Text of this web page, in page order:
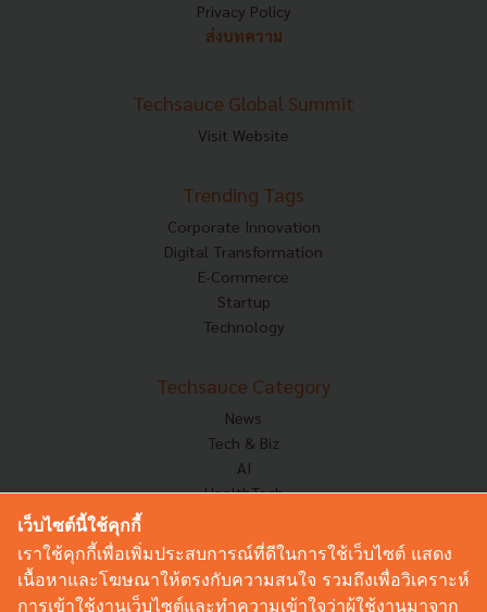
Privacy Policy
ส่งบทความ
Techsauce Global Summit
Visit Website
Trending Tags
Corporate Innovation
Digital Transformation
E-Commerce
Startup
Technology
Techsauce Category
News
Tech & Biz
AI
HealthTech
Corp Innov
Saucy Thoughts
Based On
เว็บไซต์นี้ใช้คุกกี้
เราใช้คุกกี้เพื่อเพิ่มประสบการณ์ที่ดีในการใช้เว็บไซต์ แสดง
เนื้อหาและโฆษณาให้ตรงกับความสนใจ รวมถึงเพื่อวิเคราะห์
การเข้าใช้งานเว็บไซต์และทำความเข้าใจว่าผู้ใช้งานมาจาก